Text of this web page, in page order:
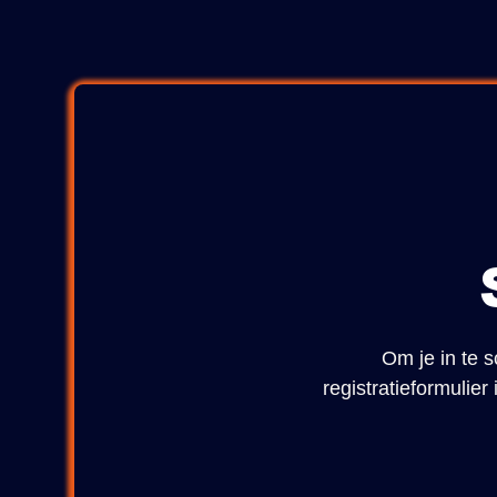
Om je in te
registratieformulier